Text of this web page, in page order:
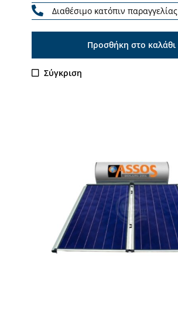
Διαθέσιμο κατόπιν παραγγελίας
Προσθήκη στο καλάθι
Σύγκριση